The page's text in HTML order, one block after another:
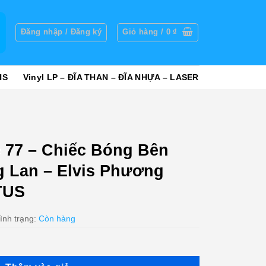
Đăng nhập / Đăng ký Giỏ hàng / 0₫
Vinyl LP – ĐĨA THAN – ĐĨA NHỰA – LASER
– Chiếc Bóng Bên
– Elvis Phương
trạng: Còn hàng